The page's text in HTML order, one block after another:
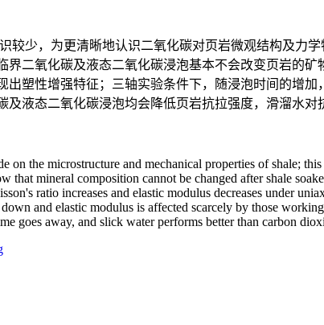
较少，为更清晰地认识二氧化碳对页岩微观结构及力
二氧化碳及液态二氧化碳浸泡基本不会改变页岩的
塑性增强特征；三轴实验条件下，随浸泡时间的增
液态二氧化碳浸泡均会降低页岩抗拉强度，滑溜水
the microstructure and mechanical properties of shale;
that mineral composition cannot be changed after shale
ratio increases and elastic modulus decreases under
and elastic modulus is affected scarcely by those
goes away, and slick water performs better than carbon